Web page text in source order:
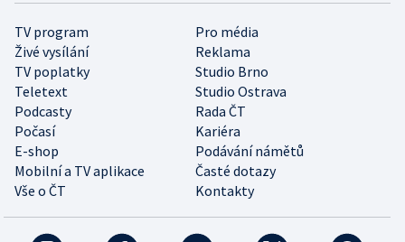
TV program
Pro média
Živé vysílání
Reklama
TV poplatky
Studio Brno
Teletext
Studio Ostrava
Podcasty
Rada ČT
Počasí
Kariéra
E-shop
Podávání námětů
Mobilní a TV aplikace
Časté dotazy
Vše o ČT
Kontakty